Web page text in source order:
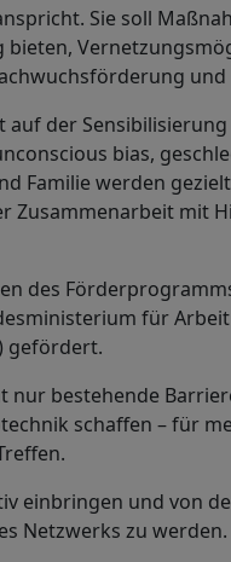
Sie soll
auf der
bias,
Familie werden
Zusammenarbeit mit
des
für
gefördert.
nur bestehende
schaffen – für
einbringen und von
Netzwerks zu werden.